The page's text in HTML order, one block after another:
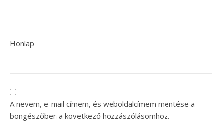
Honlap
A nevem, e-mail címem, és weboldalcímem mentése a
böngészőben a következő hozzászólásomhoz.